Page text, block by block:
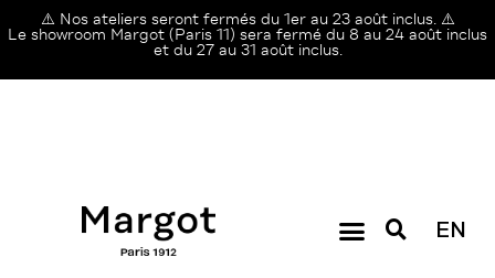
⚠️ Nos ateliers seront fermés du 1er au 23 août inclus. ⚠️
Le showroom Margot (Paris 11) sera fermé du 8 au 24 août inclus
et du 27 au 31 août inclus.
EN